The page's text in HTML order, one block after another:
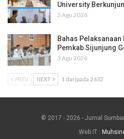
University
3 Agu 2026
Bahas Pelaksanaan
Pemkab Sijunjung
3 Agu 2026
PREV NEXT 1 daripada 2,632
© 2017 - 2026 - Jurnal
Web IT :